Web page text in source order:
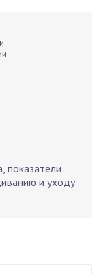
показатели
и уходу